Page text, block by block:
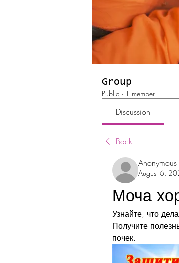
Group
Public · 1 member
Discussion
Back
Anonymous
August 6,
Моча
Узнайте, что
Получите
почек.